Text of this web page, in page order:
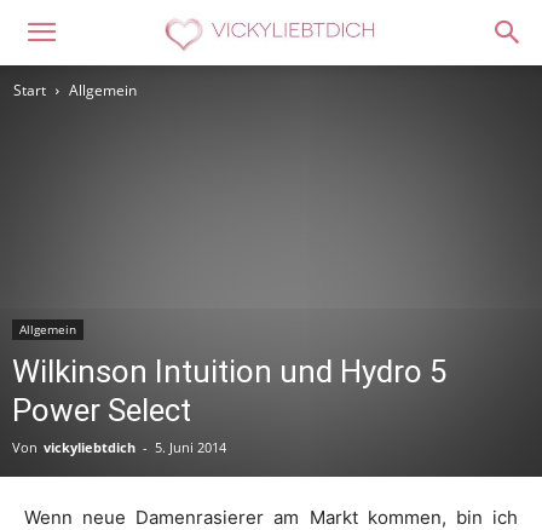
Start Allgemein
Allgemein
Wilkinson Intuition und Hydro 5
Power Select
Von vickyliebtdich - 5. Juni 2014
Wenn neue Damenrasierer am Markt kommen, bin ich